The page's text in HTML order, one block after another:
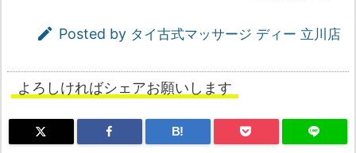
 Posted by タイ古式マッサージ ディー 立川店
よろしければシェアお願いします
B!